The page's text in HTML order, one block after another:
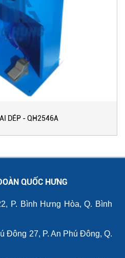
DÉP - QH2546A
QUỐC HƯNG
P. Bình Hưng Hòa, Q. Bình
Đông 27, P. An Phú Đông, Q.